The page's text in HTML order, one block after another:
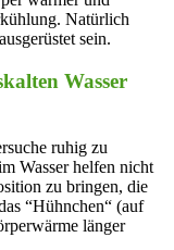
Natürlich‌
sein.
Wasser
ruhig zu
Wasser helfen nicht
zu bringen, die
‌“Hühnchen“ (auf
länger